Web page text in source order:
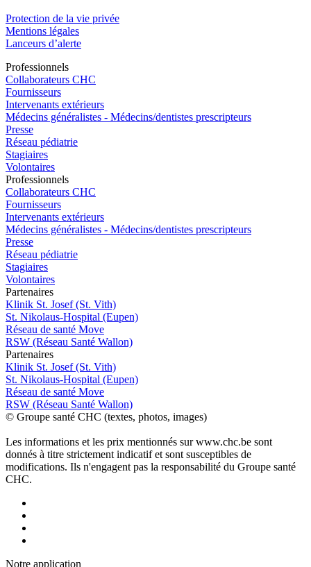
Protection de la vie privée
Mentions légales
Lanceurs d’alerte
Professionnels
Collaborateurs CHC
Fournisseurs
Intervenants extérieurs
Médecins généralistes - Médecins/dentistes prescripteurs
Presse
Réseau pédiatrie
Stagiaires
Volontaires
Professionnels
Collaborateurs CHC
Fournisseurs
Intervenants extérieurs
Médecins généralistes - Médecins/dentistes prescripteurs
Presse
Réseau pédiatrie
Stagiaires
Volontaires
Partenaires
Klinik St. Josef (St. Vith)
St. Nikolaus-Hospital (Eupen)
Réseau de santé Move
RSW (Réseau Santé Wallon)
Partenaires
Klinik St. Josef (St. Vith)
St. Nikolaus-Hospital (Eupen)
Réseau de santé Move
RSW (Réseau Santé Wallon)
© Groupe santé CHC (textes, photos, images)
Les informations et les prix mentionnés sur www.chc.be sont
donnés à titre strictement indicatif et sont susceptibles de
modifications. Ils n'engagent pas la responsabilité du Groupe santé
CHC.
Notre application